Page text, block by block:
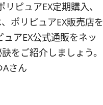
ピュアEX定期購入、
ポリピュアEX販売店を
アEX公式通販をネッ
をご紹介しましょう。
Aさん